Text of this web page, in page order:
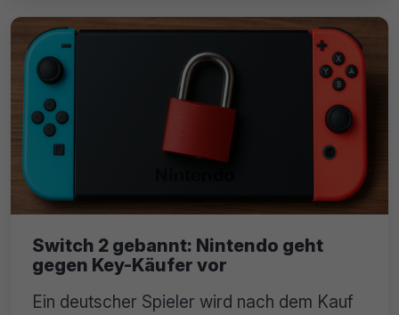
Switch 2 gebannt: Nintendo geht
gegen Key-Käufer vor
Ein deutscher Spieler wird nach dem Kauf